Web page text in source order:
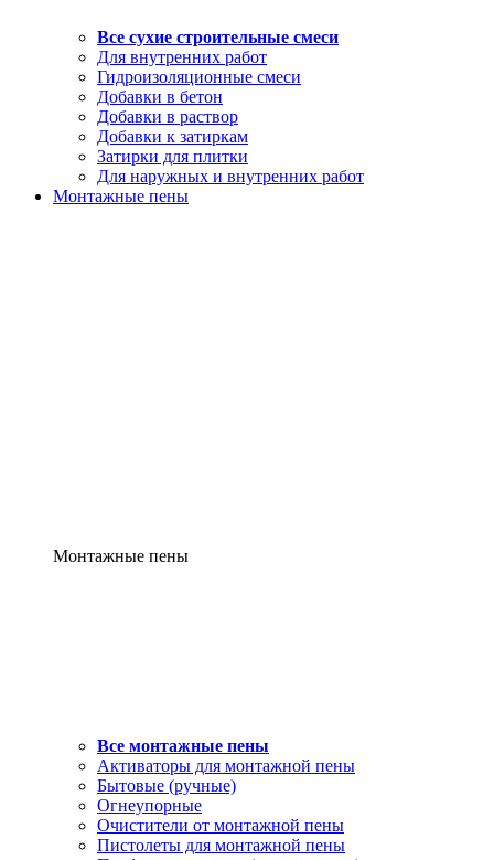
Все сухие строительные смеси
Для внутренних работ
Гидроизоляционные смеси
Добавки в бетон
Добавки в раствор
Добавки к затиркам
Затирки для плитки
Для наружных и внутренних работ
Монтажные пены
Монтажные пены
Все монтажные пены
Активаторы для монтажной пены
Бытовые (ручные)
Огнеупорные
Очистители от монтажной пены
Пистолеты для монтажной пены